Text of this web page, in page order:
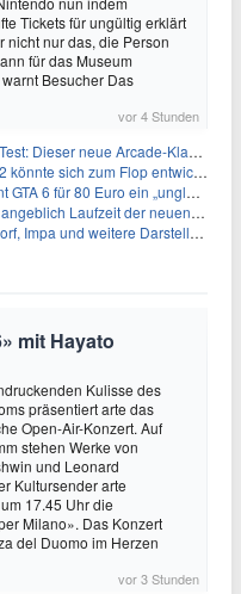
Tickets für ungültig erklärt
nicht nur das, die Person
für das Museum
Besucher Das
vor 4 Stunden
Arcade-Klassiker verzeiht dir gar nichts
sich zum Flop entwickeln
80 Euro ein „unglaubliches Schnäppchen“
der neuen Gameplay-Präsentation
und weitere Darsteller sollen feststehen
mit Hayato
Kulisse des
präsentiert arte das
Open-Air-Konzert. Auf
stehen Werke von
und Leonard
Kultursender arte
17.45 Uhr die
Milano». Das Konzert
del Duomo im Herzen
vor 3 Stunden